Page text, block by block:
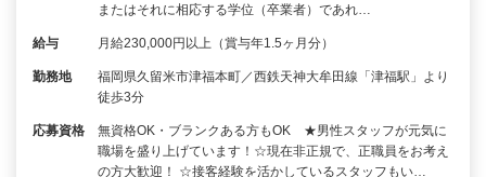
またはそれに相応する学位（卒業者）であれ…
給与 月給230,000円以上（賞与年1.5ヶ月分）
勤務地
福岡県久留米市津福本町／西鉄天神大牟田線「津福駅」より
徒歩3分
応募資格
無資格OK・ブランクある方もOK ★男性スタッフが元気に
職場を盛り上げています！☆現在非正規で、正職員をお考え
の方大歓迎！ ☆接客経験を活かしているスタッフもい…